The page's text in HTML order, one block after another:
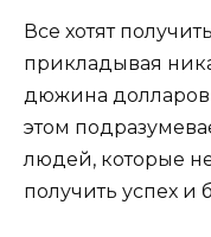
Все хотят
прикладывая
дюжина долларов
этом
людей, которые не
получить успех и